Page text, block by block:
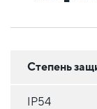
Степень
IP54